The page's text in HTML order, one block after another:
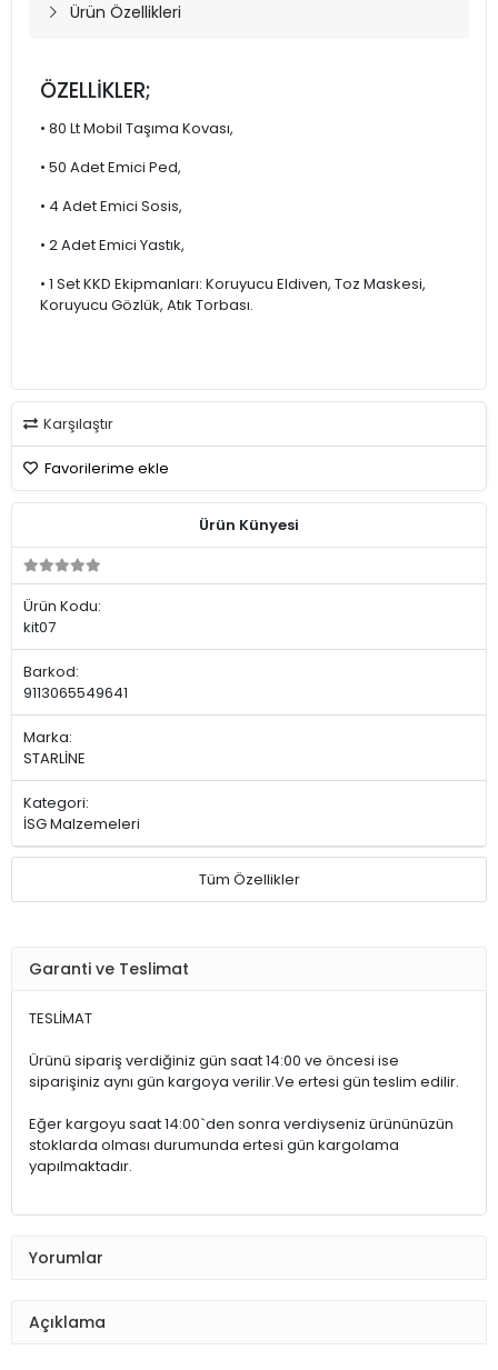
Ürün Özellikleri
ÖZELLİKLER;
• 80 Lt Mobil Taşıma Kovası,
• 50 Adet Emici Ped,
• 4 Adet Emici Sosis,
• 2 Adet Emici Yastık,
• 1 Set KKD Ekipmanları: Koruyucu Eldiven, Toz Maskesi,
Koruyucu Gözlük, Atık Torbası.
Karşılaştır
Favorilerime ekle
Ürün Künyesi
Ürün Kodu:
kit07
Barkod:
9113065549641
Marka:
STARLİNE
Kategori:
İSG Malzemeleri
Tüm Özellikler
Garanti ve Teslimat
TESLİMAT
Ürünü sipariş verdiğiniz gün saat 14:00 ve öncesi ise
siparişiniz aynı gün kargoya verilir.Ve ertesi gün teslim edilir.
Eğer kargoyu saat 14:00`den sonra verdiyseniz ürününüzün
stoklarda olması durumunda ertesi gün kargolama
yapılmaktadır.
Yorumlar
Açıklama